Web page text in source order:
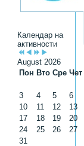
Календар на
активности
August 2026
Пон Вто Сре Чет
3
4 5 6
10
11 12 13
17
18 19 20
24
25 26 27
31